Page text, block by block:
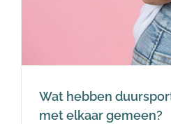
Wat hebben
met elkaar gemeen?